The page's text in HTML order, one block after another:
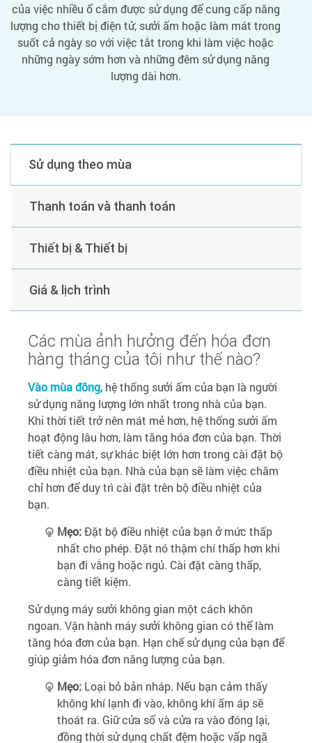
của việc nhiều ổ cắm được sử dụng để cung cấp năng
lượng cho thiết bị điện tử, sưởi ấm hoặc làm mát trong
suốt cả ngày so với việc tắt trong khi làm việc hoặc
những ngày sớm hơn và những đêm sử dụng năng
lượng dài hơn.
Sử dụng theo mùa
Thanh toán và thanh toán
Thiết bị & Thiết bị
Giá & lịch trình
Các mùa ảnh hưởng đến hóa đơn
hàng tháng của tôi như thế nào?
Vào mùa đông,hệ thống sưởi ấm của bạn là người
sử dụng năng lượng lớn nhất trong nhà của bạn.
Khi thời tiết trở nên mát mẻ hơn, hệ thống sưởi ấm
hoạt động lâu hơn, làm tăng hóa đơn của bạn. Thời
tiết càng mát, sự khác biệt lớn hơn trong cài đặt bộ
điều nhiệt của bạn. Nhà của bạn sẽ làm việc chăm
chỉ hơn để duy trì cài đặt trên bộ điều nhiệt của
bạn.
Mẹo:Đặt bộ điều nhiệt của bạn ở mức thấp
nhất cho phép. Đặt nó thậm chí thấp hơn khi
bạn đi vắng hoặc ngủ. Cài đặt càng thấp,
càng tiết kiệm.
Sử dụng máy sưởi không gian một cách khôn
ngoan. Vận hành máy sưởi không gian có thể làm
tăng hóa đơn của bạn. Hạn chế sử dụng của bạn để
giúp giảm hóa đơn năng lượng của bạn.
Mẹo: Loại bỏ bản nháp. Nếu bạn cảm thấy
không khí lạnh đi vào, không khí ấm áp sẽ
thoát ra. Giữ cửa sổ và cửa ra vào đóng lại,
đồng thời sử dụng chất đệm hoặc vấp ngã